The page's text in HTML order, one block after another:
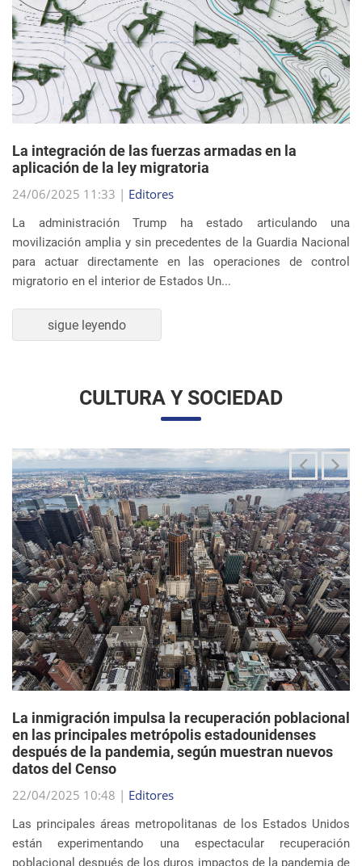
La integración de las fuerzas armadas en la
aplicación de la ley migratoria
24/06/2025 11:33 |Editores
La administración Trump ha estado articulando una
movilización amplia y sin precedentes de la Guardia Nacional
migratorio en el interior de Estados Un...
sigue leyendo
CULTURA Y SOCIEDAD
La inmigración impulsa la recuperación poblacional
en las principales metrópolis estadounidenses
después de la pandemia, según muestran nuevos
datos del Censo
22/04/2025 10:48 |Editores
están experimentando una espectacular recuperación
poblacional después de los duros impactos de la pandemia de
COVID-19, y el principal impulsor de est...
sigue leyendo
EVENTOS